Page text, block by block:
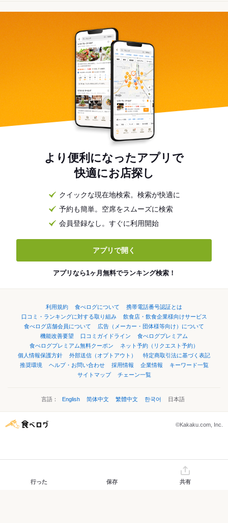
より便利になったアプリで
快適にお店探し
クイックな現在地検索。検索が快適に
予約も簡単。空席をスムーズに検索
会員登録なし。すぐに利用開始
アプリで開く
アプリなら1ヶ月無料でランキング検索！
利用規約 食べログについて
携帯電話番号認証とは
口コミ・ランキングに対する取り組み
飲食店・飲食企業様向けサービス
食べログ店舗会員について
広告（メーカー・団体様等向け）について
機能改善要望
口コミガイドライン
食べログプレミアム
食べログプレミアム無料クーポン
ネット予約（リクエスト予約）
個人情報保護方針
外部送信（オプトアウト）
特定商取引法に基づく表記
推奨環境
ヘルプ・お問い合わせ 採用情報 企業情報
キーワード一覧
サイトマップ
チェーン一覧
言語： English 简体中文 繁體中文 한국어 日本語
©Kakaku.com, Inc.
行った 保存 共有